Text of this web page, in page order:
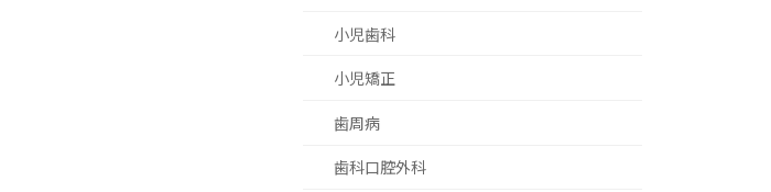
小児歯科
小児矯正
歯周病
歯科口腔外科